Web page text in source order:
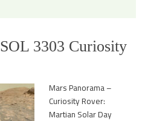
3303 Curiosity
Mars Panorama –
Curiosity Rover:
Martian Solar Day